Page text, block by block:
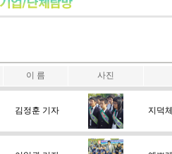
이 름 사진
김정훈 기자 지덕